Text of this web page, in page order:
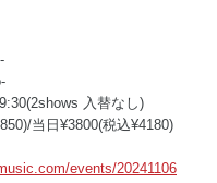
入替なし)
当日¥3800(税込¥4180)
events/20241106